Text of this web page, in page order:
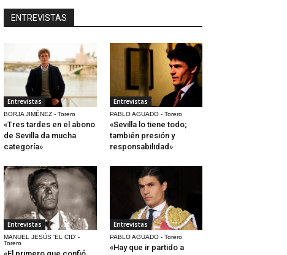
ENTREVISTAS
Entrevistas
BORJA JIMÉNEZ - Torero
«Tres tardes en el abono
de Sevilla da mucha
categoría»
Entrevistas
PABLO AGUADO - Torero
«Sevilla lo tiene todo;
también presión y
responsabilidad»
Entrevistas
MANUEL JESÚS 'EL CID' -
Torero
Entrevistas
PABLO AGUADO - Torero
«Hay que ir partido a